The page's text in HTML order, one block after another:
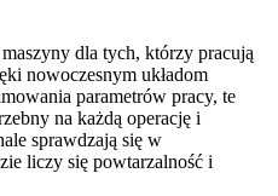
pod kątem 45° – 60 mm
pod kątem 90° – 60 mm
100 mm, głębokość 60 mm
60 mm, głębokość 63 mm
80 mm
dla tych, którzy pracują
nowoczesnym układom
parametrów pracy, te
na każdą operację i
sprawdzają się w
liczy się powtarzalność i